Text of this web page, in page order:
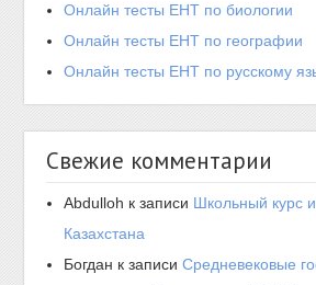
Онлайн тесты ЕНТ по биологии
Онлайн тесты ЕНТ по географии
Онлайн тесты ЕНТ по русскому
Свежие комментарии
Abdulloh к записи Школьный курс
Казахстана
Богдан к записиСредневековые